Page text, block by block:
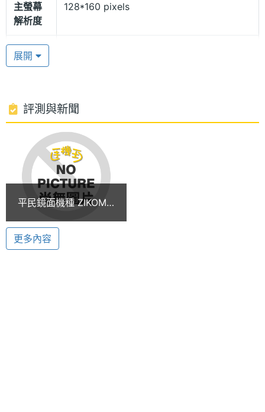
貼心熱插拔 娛樂多元功能
計，除方便隨身檔案管理外，貼心熱插拔設計可免關
最大值可群發 200 組簡訊、有聲錄影、連拍拍照功
能…等，不論身處何處皆可隨地享受不同的樂趣。
ZIKOM Z208 功能特色:
◎ GSM 900 / 1800 雙頻
◎ 支援 Midi、MP3、WAV、IMY、AMR、AAC 等音
樂格式
◎ 64 和絃鈴聲
主螢幕
解析度
128*160 pixels
主螢幕
色彩
主相機
200 萬畫素
主相機
感光元
CMOS
展開
評測與新聞
平民鏡面機種 ZIKOM
更多內容